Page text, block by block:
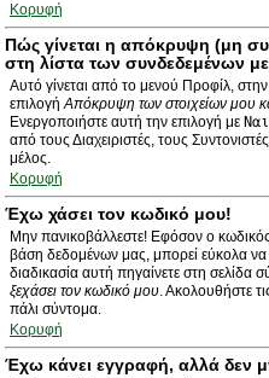
Κορυφή
Πώς γίνεται η απόκρυψη (μη
στη λίστα των συνδεδεμένων
Αυτό γίνεται από το μενού Προφίλ,
επιλογήΑπόκρυψη των στοιχείων μου
Ενεργοποιήστε αυτή την επιλογή με Ναι
από τους Διαχειριστές, τους
μέλος.
Κορυφή
Έχω χάσει τον κωδικό μου!
Μην πανικοβάλλεστε! Εφόσον ο
βάση δεδομένων μας, μπορεί εύκολα να
διαδικασία αυτή πηγαίνετε στη σελίδα
ξεχάσει τον κωδικό μου. Ακολουθήστε
πάλι σύντομα.
Κορυφή
Έχω κάνει εγγραφή, αλλά δεν